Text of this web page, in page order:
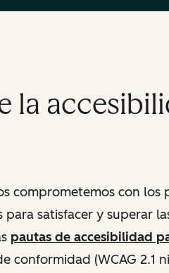
la
comprometemos con
para satisfacer y superar
pautas de accesibilidad
conformidad (WCAG 2.1